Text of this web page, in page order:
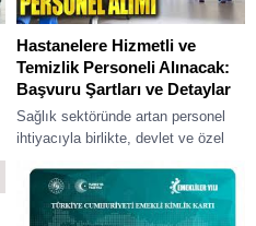
Hastanelere Hizmetli ve
Temizlik Personeli Alınacak:
Başvuru Şartları ve Detaylar
Sağlık sektöründe artan personel
ihtiyacıyla birlikte, devlet ve özel
personeli alımı yeniden gündeme
geldi. Türkiye genelinde...